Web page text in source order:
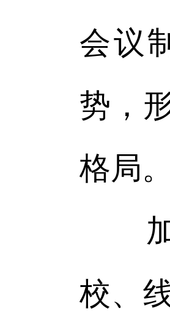
会议
势，
格局。
加
校、